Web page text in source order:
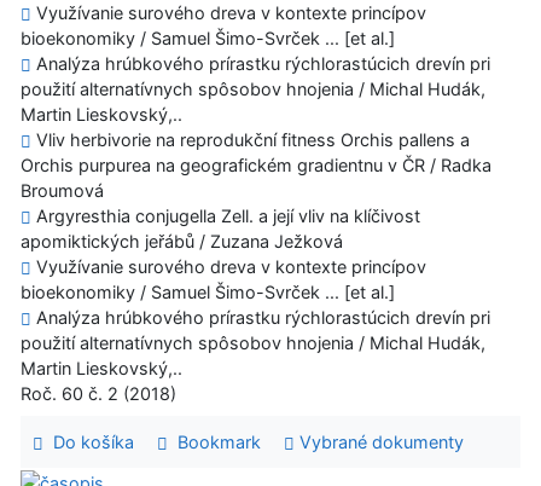
Využívanie surového dreva v kontexte princípov
bioekonomiky / Samuel Šimo-Svrček ... [et al.]
Analýza hrúbkového prírastku rýchlorastúcich drevín pri
použití alternatívnych spôsobov hnojenia / Michal Hudák,
Martin Lieskovský,..
Vliv herbivorie na reprodukční fitness Orchis pallens a
Orchis purpurea na geografickém gradientnu v ČR / Radka
Broumová
Argyresthia conjugella Zell. a její vliv na klíčivost
apomiktických jeřábů / Zuzana Ježková
Využívanie surového dreva v kontexte princípov
bioekonomiky / Samuel Šimo-Svrček ... [et al.]
Analýza hrúbkového prírastku rýchlorastúcich drevín pri
použití alternatívnych spôsobov hnojenia / Michal Hudák,
Martin Lieskovský,..
Roč. 60 č. 2 (2018)
Do košíka Bookmark Vybrané dokumenty